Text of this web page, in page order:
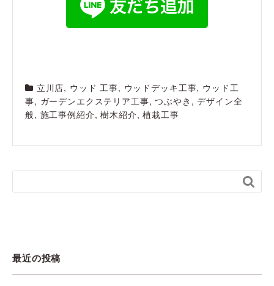
立川店, ウッド 工事, ウッドデッキ工事, ウッド工
事, ガーデンエクステリア工事,つぶやき ,デザイン全
般, 施工事例紹介,樹木紹介,植栽工事

最近の投稿